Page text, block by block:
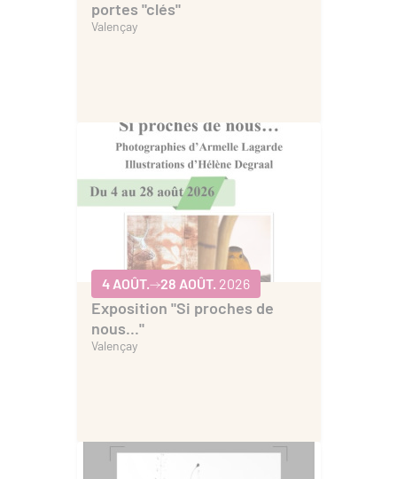
portes "clés"
Valençay
4 AOÛT. 28 AOÛT. 2026
Exposition "Si proches de
nous..."
Valençay